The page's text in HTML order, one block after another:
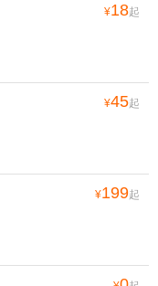
¥18起
¥45起
¥199起